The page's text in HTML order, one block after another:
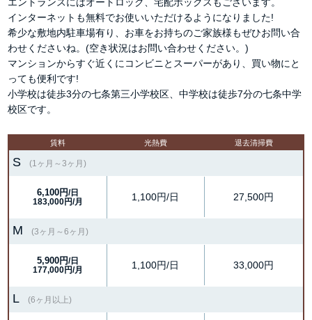
インターネットも無料でお使いいただけるようになりました!
希少な敷地内駐車場有り、お車をお持ちのご家族様もぜひお問い合
わせくださいね。(空き状況はお問い合わせください。)
マンションからすぐ近くにコンビニとスーパーがあり、買い物にと
っても便利です!
小学校は徒歩3分の七条第三小学校区、中学校は徒歩7分の七条中学
校区です。
賃料 光熱費 退去清掃費
S (1ヶ月～3ヶ月)
6,100円/日
183,000円/月
1,100円/日 27,500円
M (3ヶ月～6ヶ月)
5,900円/日
177,000円/月
1,100円/日 33,000円
L (6ヶ月以上)